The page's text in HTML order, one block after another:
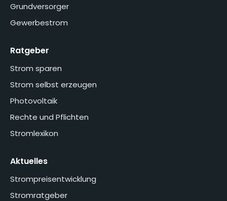
Grundversorger
Gewerbestrom
Ratgeber
Strom sparen
Strom selbst erzeugen
Photovoltaik
Rechte und Pflichten
Stromlexikon
Aktuelles
Strompreisentwicklung
Stromratgeber